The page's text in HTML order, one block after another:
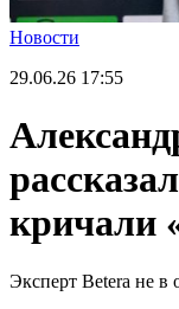
Новости
29.06.26 17:55
кричали
Эксперт Betera не в